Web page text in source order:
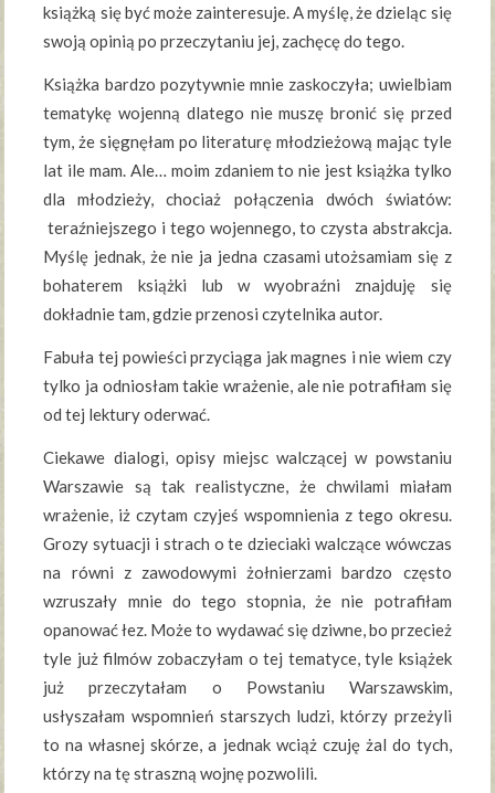
książką się być może zainteresuje. A myślę, że dzieląc się
swoją opinią po przeczytaniu jej, zachęcę do tego.
Książka bardzo pozytywnie mnie zaskoczyła; uwielbiam
tematykę wojenną dlatego nie muszę bronić się przed
tym, że sięgnęłam po literaturę młodzieżową mając tyle
lat ile mam. Ale… moim zdaniem to nie jest książka tylko
dla młodzieży, chociaż połączenia dwóch światów:
teraźniejszego i tego wojennego, to czysta abstrakcja.
Myślę jednak, że nie ja jedna czasami utożsamiam się z
bohaterem książki lub w wyobraźni znajduję się
dokładnie tam, gdzie przenosi czytelnika autor.
Fabuła tej powieści przyciąga jak magnes i nie wiem czy
tylko ja odniosłam takie wrażenie, ale nie potrafiłam się
od tej lektury oderwać.
Ciekawe dialogi, opisy miejsc walczącej w powstaniu
Warszawie są tak realistyczne, że chwilami miałam
wrażenie, iż czytam czyjeś wspomnienia z tego okresu.
Grozy sytuacji i strach o te dzieciaki walczące wówczas
na równi z zawodowymi żołnierzami bardzo często
wzruszały mnie do tego stopnia, że nie potrafiłam
opanować łez. Może to wydawać się dziwne, bo przecież
tyle już filmów zobaczyłam o tej tematyce, tyle książek
już przeczytałam o Powstaniu Warszawskim,
usłyszałam wspomnień starszych ludzi, którzy przeżyli
to na własnej skórze, a jednak wciąż czuję żal do tych,
którzy na tę straszną wojnę pozwolili.